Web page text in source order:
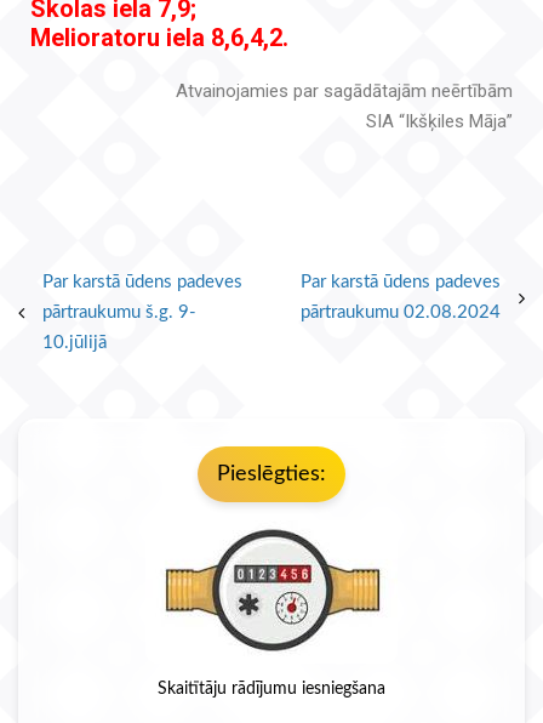
Skolas iela 7,9;
Melioratoru iela 8,6,4,2.
Atvainojamies par sagādātajām neērtībām
SIA “Ikšķiles Māja”
Par karstā ūdens padeves
pārtraukumu š.g. 9-
10.jūlijā
Par karstā ūdens padeves
pārtraukumu 02.08.2024
Pieslēgties:
Skaitītāju rādījumu iesniegšana